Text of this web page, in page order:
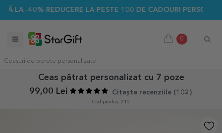
REDUCERE LA PESTE 100 DE CADOURI PERSONALIZATE ☀️
0
Ceasuri de perete personalizate
Ceas pătrat personalizat cu 7 poze
99,00 Lei
Citește recenziile (102 )
Cod produs: 219